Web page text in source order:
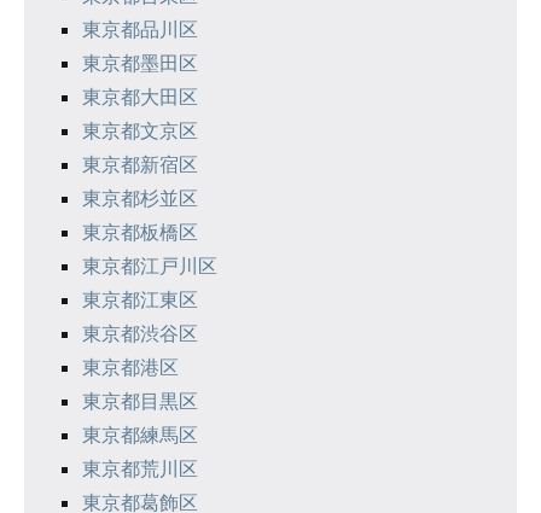
東京都品川区
東京都墨田区
東京都大田区
東京都文京区
東京都新宿区
東京都杉並区
東京都板橋区
東京都江戸川区
東京都江東区
東京都渋谷区
東京都港区
東京都目黒区
東京都練馬区
東京都荒川区
東京都葛飾区